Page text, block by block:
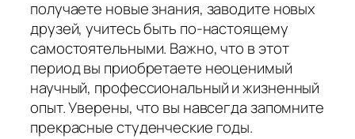
получаете новые знания, заводите новых
друзей, учитесь быть по-настоящему
самостоятельными. Важно, что в этот
период вы приобретаете неоценимый
научный, профессиональный и жизненный
опыт. Уверены, что вы навсегда запомните
прекрасные студенческие годы.